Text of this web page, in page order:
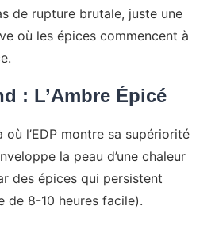
de rupture brutale, juste une
où les épices commencent à
: L’Ambre Épicé
où l’EDP montre sa supériorité
la peau d’une chaleur
des épices qui persistent
de 8-10 heures facile).